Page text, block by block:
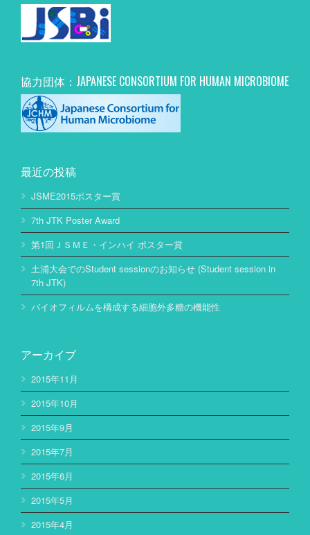
協力団体：JAPANESE CONSORTIUM FOR HUMAN MICROBIOME
最近の投稿
JSME2015ポスター賞
7th JTK Poster Award
第1回ＪＳＭＥ・インハイ ポスター賞
土浦大会でのStudent sessionのお知らせ (Student session in
7th JTK)
バイオフィルムを構成する細胞外多糖の機能性
アーカイブ
2015年11月
2015年10月
2015年9月
2015年7月
2015年6月
2015年5月
2015年4月